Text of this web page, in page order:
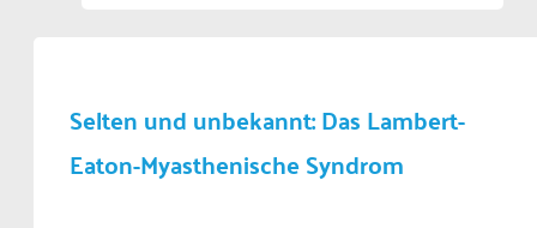
Selten und unbekannt: Das Lambert-
Eaton-Myasthenische Syndrom